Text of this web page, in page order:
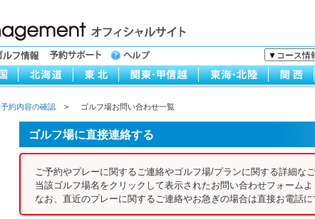
予約内容の確認 > ゴルフ場お問い合わせ一覧
ゴルフ場に直接連絡する
ご予約やプレーに関するご連絡やゴルフ場/プランに関する詳細な
当該ゴルフ場名をクリックして表示されたお問い合わせフォーム
なお、直近のプレーに関するご連絡やお急ぎの場合は直接お電話に